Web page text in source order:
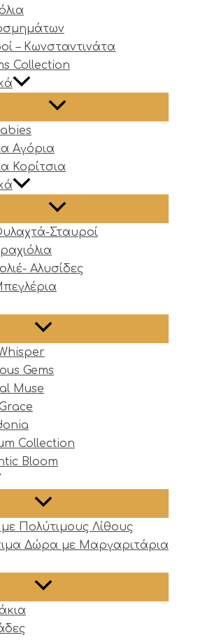
– Κωνσταντινάτα
Collection
Αγόρια
Κορίτσια
Σταυροί
Αλυσίδες
Gems
Muse
Collection
Bloom
Πολύτιμους Λίθους
Δώρα με Μαργαριτάρια